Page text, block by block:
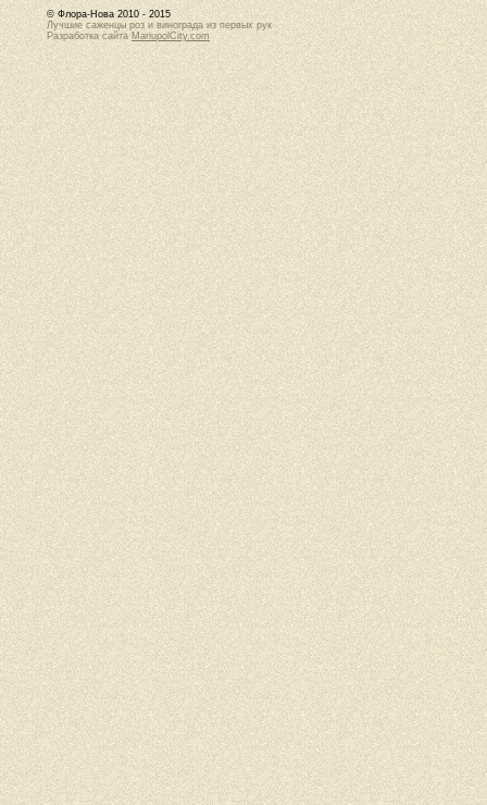
© Флора-Нова 2010 - 2015
Лучшие саженцы роз и винограда из первых рук
Разработка сайтаMariupolCity.com